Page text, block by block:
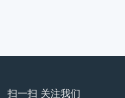
扫一扫 关注我们